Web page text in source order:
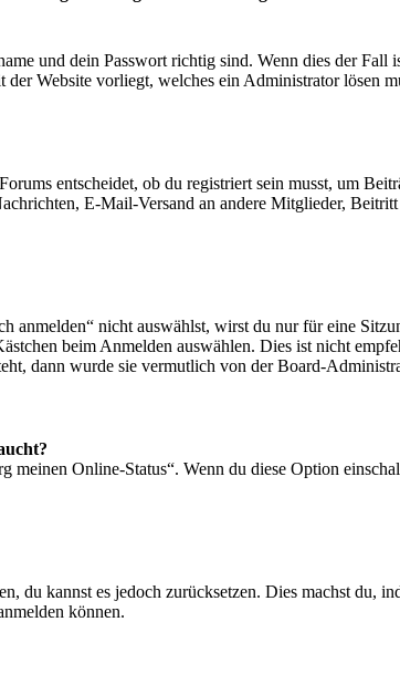
und dein Passwort richtig sind. Wenn dies der
Website vorliegt, welches ein Administrator lösen
entscheidet, ob du registriert sein musst, um
E-Mail-Versand an andere Mitglieder,
nicht auswählst, wirst du nur für eine
beim Anmelden auswählen. Dies ist nicht
dann wurde sie vermutlich von der Board-
Online-Status“. Wenn du diese Option
kannst es jedoch zurücksetzen. Dies machst du,
können.